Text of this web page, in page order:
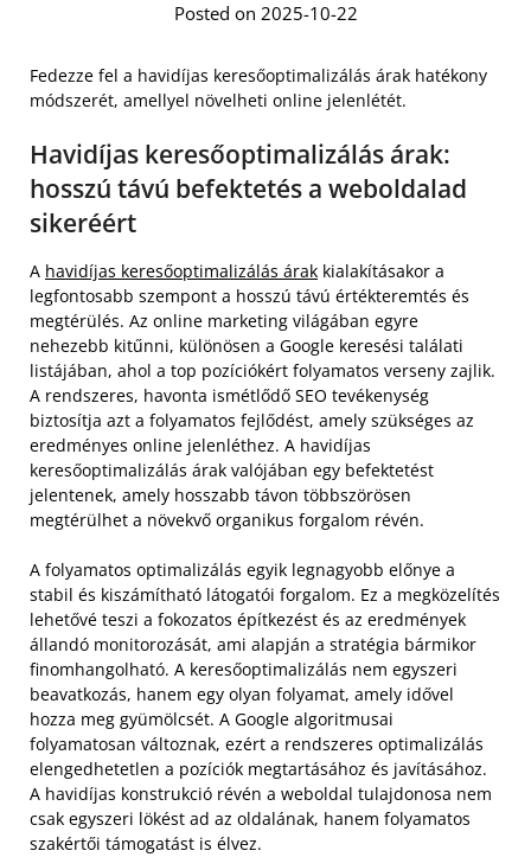
Posted on 2025-10-22
Fedezze fel a havidíjas keresőoptimalizálás árak hatékony
módszerét, amellyel növelheti online jelenlétét.
Havidíjas keresőoptimalizálás árak:
hosszú távú befektetés a weboldalad
sikeréért
A havidíjas keresőoptimalizálás árak kialakításakor a
legfontosabb szempont a hosszú távú értékteremtés és
megtérülés. Az online marketing világában egyre
nehezebb kitűnni, különösen a Google keresési találati
listájában, ahol a top pozíciókért folyamatos verseny zajlik.
A rendszeres, havonta ismétlődő SEO tevékenység
biztosítja azt a folyamatos fejlődést, amely szükséges az
eredményes online jelenléthez. A havidíjas
keresőoptimalizálás árak valójában egy befektetést
jelentenek, amely hosszabb távon többszörösen
megtérülhet a növekvő organikus forgalom révén.
A folyamatos optimalizálás egyik legnagyobb előnye a
stabil és kiszámítható látogatói forgalom. Ez a megközelítés
lehetővé teszi a fokozatos építkezést és az eredmények
állandó monitorozását, ami alapján a stratégia bármikor
finomhangolható. A keresőoptimalizálás nem egyszeri
beavatkozás, hanem egy olyan folyamat, amely idővel
hozza meg gyümölcsét. A Google algoritmusai
folyamatosan változnak, ezért a rendszeres optimalizálás
elengedhetetlen a pozíciók megtartásához és javításához.
A havidíjas konstrukció révén a weboldal tulajdonosa nem
csak egyszeri lökést ad az oldalának, hanem folyamatos
szakértői támogatást is élvez.